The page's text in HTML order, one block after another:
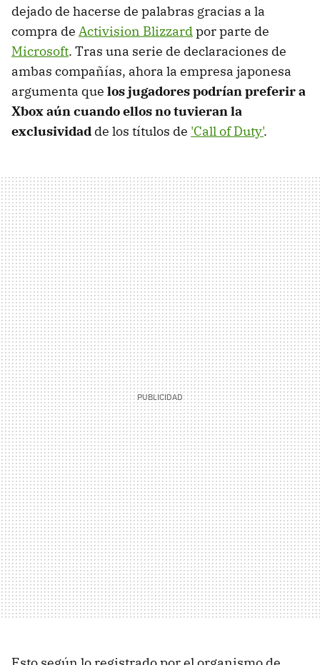
dejado de hacerse de palabras gracias a la
compra de Activision Blizzardpor parte de
Microsoft. Tras una serie de declaraciones de
ambas compañías, ahora la empresa japonesa
argumenta que los jugadores podrían preferir a
Xbox aún cuando ellos no tuvieran la
exclusividad de los títulos de 'Call of Duty'.